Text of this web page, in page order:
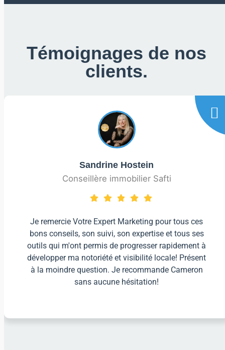
Témoignages de nos
clients.
Sandrine Hostein
Conseillère immobilier Safti
Je remercie Votre Expert Marketing pour tous ces
bons conseils, son suivi, son expertise et tous ses
outils qui m'ont permis de progresser rapidement à
développer ma notoriété et visibilité locale! Présent
à la moindre question. Je recommande Cameron
sans aucune hésitation!